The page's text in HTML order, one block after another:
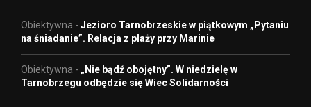
Obiektywna - Jezioro Tarnobrzeskie w piątkowym „Pytaniu
na śniadanie”. Relacja z plaży przy Marinie
Obiektywna - „Nie bądź obojętny”. W niedzielę w
Tarnobrzegu odbędzie się Wiec Solidarności